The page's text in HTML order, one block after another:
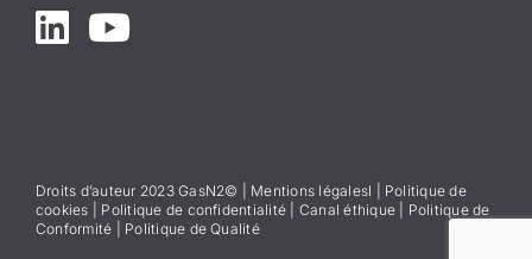
Droits d’auteur 2023 GasN2© | Mentions légalesl
Politique de
cookies
Politique de confidentialité Canal éthique
Politique de
Conformité
Politique de Qualité